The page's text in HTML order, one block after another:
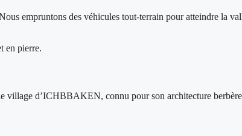
empruntons des véhicules tout-terrain pour atteindre la
en pierre.
village d’ICHBBAKEN, connu pour son architecture